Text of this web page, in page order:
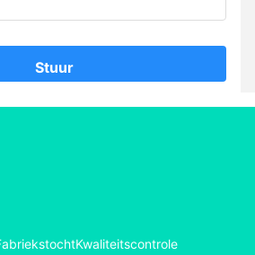
Stuur
Kwaliteitscontrole